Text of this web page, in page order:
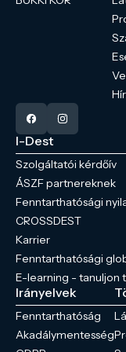
I-Dest
Szolgáltatói kérdőív
ÁSZF partnereknek
Fenntarthatósági
CROSSDEST
Karrier
Fenntarthatósági
E-learning - tanuljon
Irányelvek
Fenntarthatóság
Akadálymentesség